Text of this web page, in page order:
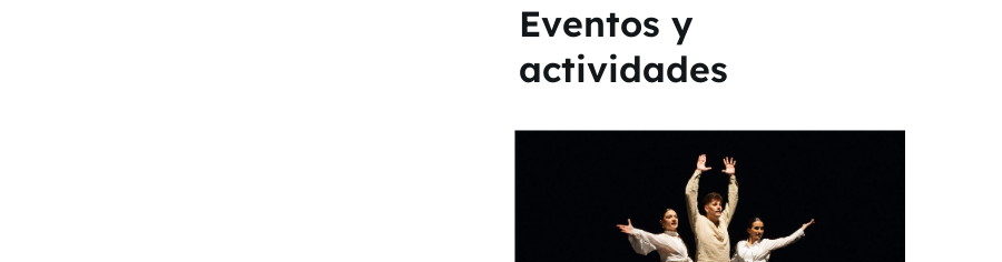
Eventos y
actividades